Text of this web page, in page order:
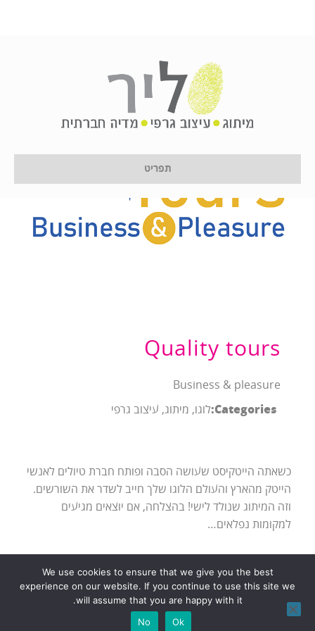
תפריט
Quality tours
Business & pleasure
Categories: לוגו, מיתוג, עיצוב גרפי
כשאתה הייטקיסט שעושה הסבה ופותח חברת טיולים לאנשי
הייטק מהארץ והעולם הלוגו שלך חייב לשדר את השורשים.
וזה המיתוג שנולד לישי! בהצלחה, אם יוצאים מגיעים
למקומות נפלאים…
הצהרת נגישות הצהרת פרטיות (Privacy Policy)
אפ - פתרונות אינטרנט לעסקים |
We use cookies to ensure that we give you the best
experience on our website. If you continue to use this site we
will assume that you are happy with it.
Ok
No